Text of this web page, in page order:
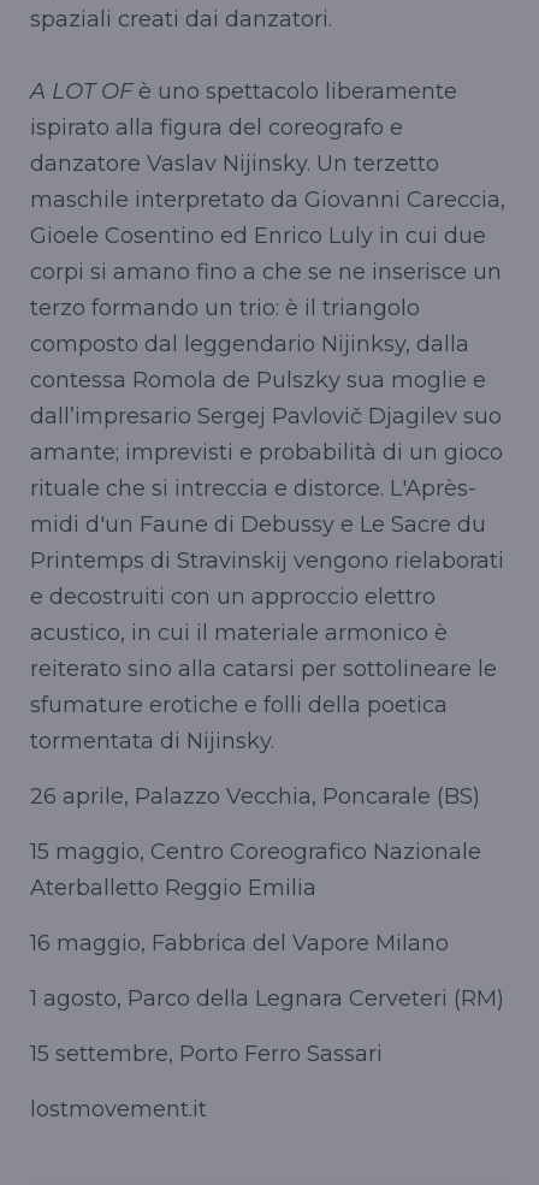
spaziali creati dai danzatori.
A LOT OFè uno spettacolo liberamente
ispirato alla figura del coreografo e
danzatore Vaslav Nijinsky. Un terzetto
maschile interpretato da Giovanni Careccia,
Gioele Cosentino ed Enrico Luly in cui due
corpi si amano fino a che se ne inserisce un
terzo formando un trio: è il triangolo
composto dal leggendario Nijinksy, dalla
contessa Romola de Pulszky sua moglie e
dall’impresario Sergej Pavlovič Djagilev suo
amante; imprevisti e probabilità di un gioco
rituale che si intreccia e distorce. L'Après-
midi d'un Faune di Debussy e Le Sacre du
Printemps di Stravinskij vengono rielaborati
e decostruiti con un approccio elettro
acustico, in cui il materiale armonico è
reiterato sino alla catarsi per sottolineare le
sfumature erotiche e folli della poetica
tormentata di Nijinsky.
26 aprile, Palazzo Vecchia, Poncarale (BS)
15 maggio, Centro Coreografico Nazionale
Aterballetto Reggio Emilia
16 maggio, Fabbrica del Vapore Milano
1 agosto, Parco della Legnara Cerveteri (RM)
15 settembre, Porto Ferro Sassari
lostmovement.it